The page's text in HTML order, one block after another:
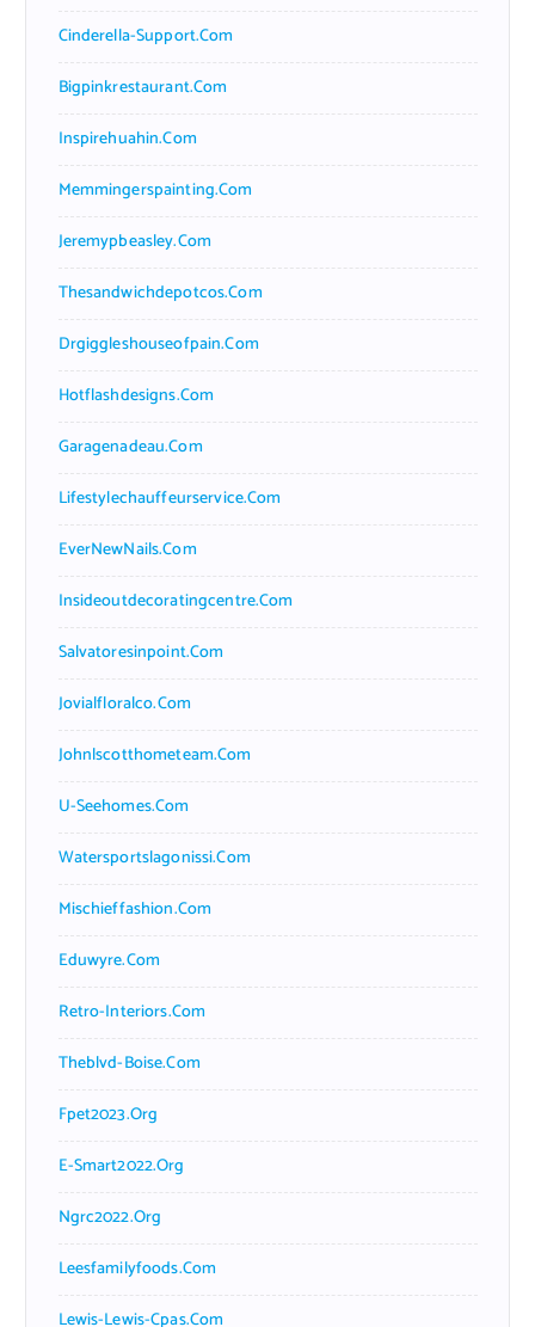
Cinderella-Support.com
Bigpinkrestaurant.com
Inspirehuahin.com
Memmingerspainting.com
Jeremypbeasley.com
Thesandwichdepotcos.com
Drgiggleshouseofpain.com
Hotflashdesigns.com
Garagenadeau.com
Lifestylechauffeurservice.com
EverNewNails.com
Insideoutdecoratingcentre.com
Salvatoresinpoint.com
Jovialfloralco.com
Johnlscotthometeam.com
U-Seehomes.com
Watersportslagonissi.com
Mischieffashion.com
Eduwyre.com
Retro-Interiors.com
Theblvd-Boise.com
Fpet2023.org
E-Smart2022.org
Ngrc2022.org
Leesfamilyfoods.com
Lewis-Lewis-Cpas.com